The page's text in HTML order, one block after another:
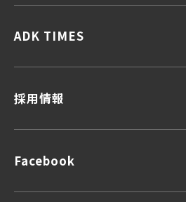
企画力・クリエイティビティ
ADK TIMES
採用情報
Facebook